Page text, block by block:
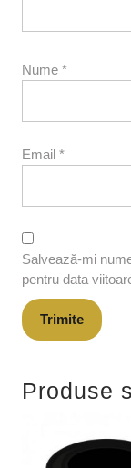
Nume *
Email *
Salvează-mi
pentru data
Produse